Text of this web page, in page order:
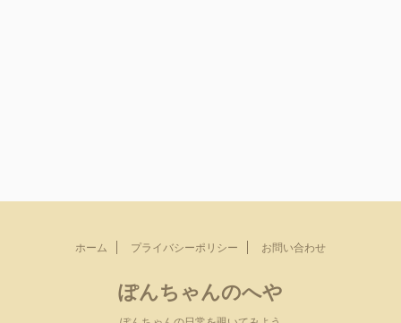
ホーム プライバシーポリシー お問い合わせ
ぽんちゃんのへや